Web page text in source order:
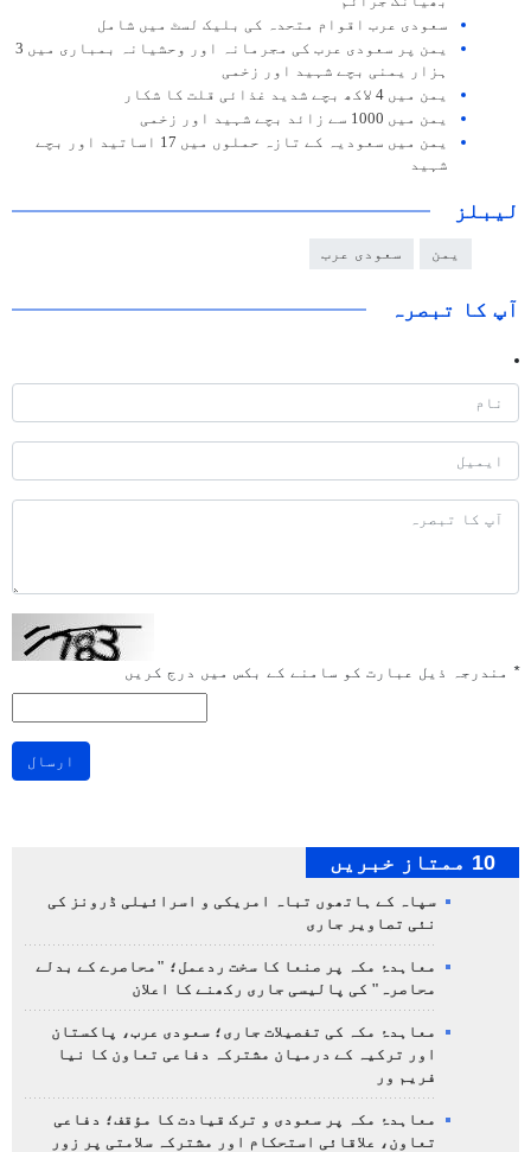
سعودی عرب اقوام متحدہ کی بلیک لسٹ میں شامل
یمن پر سعودی عرب کی مجرمانہ اور وحشیانہ بمباری میں 3
ہزار یمنی بچے شہید اور زخمی
یمن میں 4 لاکھ بچے شدید غذائی قلت کا شکار
یمن میں 1000 سے زائد بچے شہید اور زخمی
یمن میں سعودیہ کے تازہ حملوں میں 17 اساتید اور بچے
شہید
لیبلز
یمن سعودی عرب
آپ کا تبصرہ
* مندرجہ ذیل عبارت کو سامنے کے بکس میں درج کریں
ارسال
10 ممتاز خبریں
سپاہ کے ہاتھوں تباہ امریکی و اسرائیلی ڈرونز کی
نئی تصاویر جاری
معاہدۂ مکہ پر صنعا کا سخت ردعمل؛ "محاصرے کے بدلے
محاصرہ" کی پالیسی جاری رکھنے کا اعلان
معاہدۂ مکہ کی تفصیلات جاری؛ سعودی عرب، پاکستان
اور ترکیہ کے درمیان مشترکہ دفاعی تعاون کا نیا
فریم ور
معاہدۂ مکہ پر سعودی و ترک قیادت کا مؤقف؛ دفاعی
تعاون، علاقائی استحکام اور مشترکہ سلامتی پر زور